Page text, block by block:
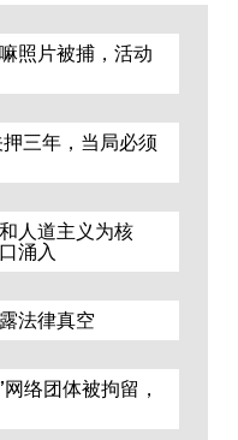
照片被捕，活动
三年，当局必须
人道主义为核
涌入
法律真空
络团体被拘留，